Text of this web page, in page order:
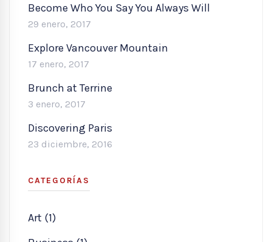
Become Who You Say You Always Will
29 enero, 2017
Explore Vancouver Mountain
17 enero, 2017
Brunch at Terrine
3 enero, 2017
Discovering Paris
23 diciembre, 2016
CATEGORÍAS
Art (1)